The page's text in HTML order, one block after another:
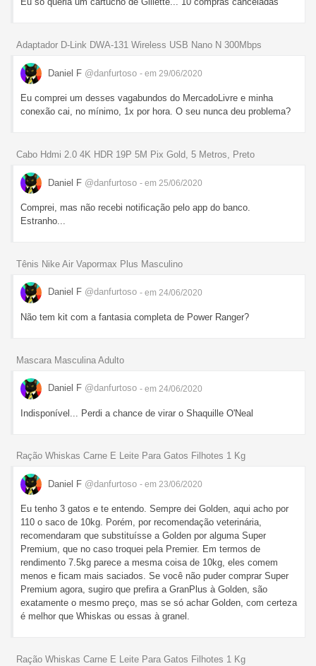
Adaptador D-Link DWA-131 Wireless USB Nano N 300Mbps
Daniel F @danfurtoso - em 29/06/2020
Eu comprei um desses vagabundos do MercadoLivre e minha
conexão cai, no mínimo, 1x por hora. O seu nunca deu problema?
Cabo Hdmi 2.0 4K HDR 19P 5M Pix Gold, 5 Metros, Preto
Daniel F @danfurtoso - em 25/06/2020
Comprei, mas não recebi notificação pelo app do banco.
Estranho...
Tênis Nike Air Vapormax Plus Masculino
Daniel F @danfurtoso - em 24/06/2020
Não tem kit com a fantasia completa de Power Ranger?
Mascara Masculina Adulto
Daniel F @danfurtoso - em 24/06/2020
Indisponível... Perdi a chance de virar o Shaquille O'Neal
Ração Whiskas Carne E Leite Para Gatos Filhotes 1 Kg
Daniel F @danfurtoso - em 23/06/2020
Eu tenho 3 gatos e te entendo. Sempre dei Golden, aqui acho por
110 o saco de 10kg. Porém, por recomendação veterinária,
recomendaram que substituísse a Golden por alguma Super
Premium, que no caso troquei pela Premier. Em termos de
rendimento 7.5kg parece a mesma coisa de 10kg, eles comem
menos e ficam mais saciados. Se você não puder comprar Super
Premium agora, sugiro que prefira a GranPlus à Golden, são
exatamente o mesmo preço, mas se só achar Golden, com certeza
é melhor que Whiskas ou essas à granel.
Ração Whiskas Carne E Leite Para Gatos Filhotes 1 Kg